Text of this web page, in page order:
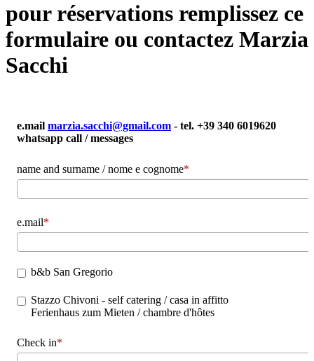
pour réservations remplissez ce
formulaire ou contactez Marzia
Sacchi
e.mail marzia.sacchi@gmail.com - tel. +39 340 6019620
whatsapp call / messages
name and surname / nome e cognome
e.mail
b&b San Gregorio
Stazzo Chivoni - self catering / casa in affitto
Ferienhaus zum Mieten / chambre d'hôtes
Check in